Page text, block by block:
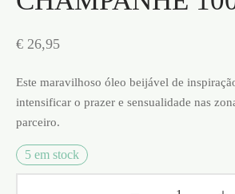
€ 26,95
Este maravilhoso óleo beijável de
intensificar o prazer e sensualidade nas
parceiro.
5 em stock